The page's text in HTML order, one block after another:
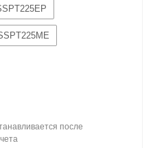
после